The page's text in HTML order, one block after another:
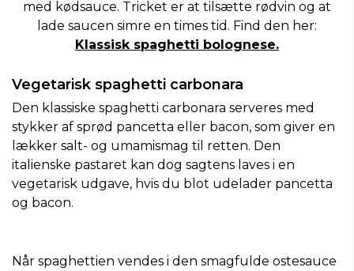
med kødsauce. Tricket er at tilsætte rødvin og at
lade saucen simre en times tid. Find den her:
Klassisk spaghetti bolognese.
Vegetarisk spaghetti carbonara
Den klassiske spaghetti carbonara serveres med
stykker af sprød pancetta eller bacon, som giver en
lækker salt- og umamismag til retten. Den
italienske pastaret kan dog sagtens laves i en
vegetarisk udgave, hvis du blot udelader pancetta
og bacon.
Når spaghettien vendes i den smagfulde ostesauce